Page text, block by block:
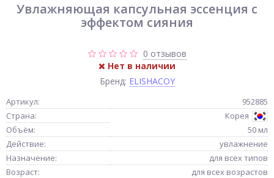
Увлажняющая капсульная эссенция с
эффектом сияния
0 отзывов
Нет в наличии
Бренд: ELISHACOY
Артикул:
952885
Страна:
Корея
Объём:
50 мл
Действие:
увлажнение
Назначение:
для всех типов
Возраст:
для всех возрастов